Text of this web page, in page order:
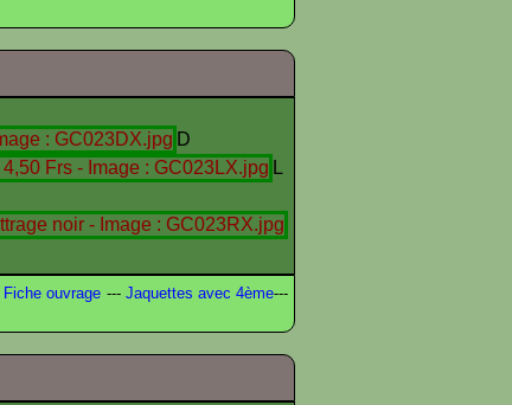
D
L
Fiche ouvrage --- Jaquettes avec 4ème---